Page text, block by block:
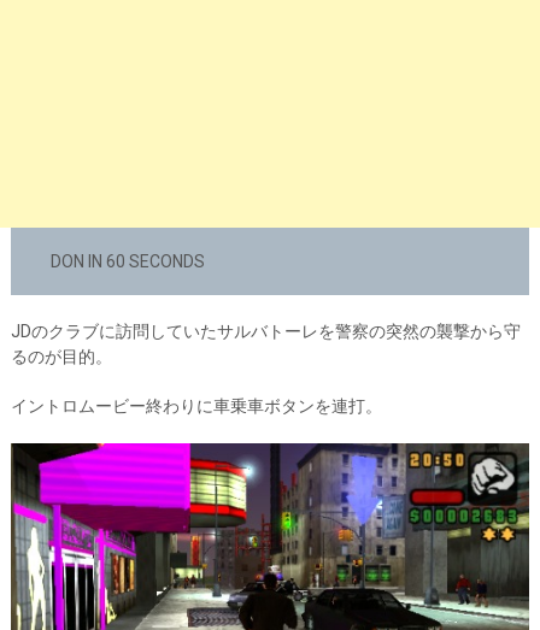
DON IN 60 SECONDS
JDのクラブに訪問していたサルバトーレを警察の突然の襲撃から守
るのが目的。
イントロムービー終わりに車乗車ボタンを連打。